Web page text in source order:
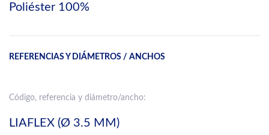
Poliéster 100%
REFERENCIAS Y DIÁMETROS / ANCHOS
Código, referencia y diámetro/ancho:
LIAFLEX (Ø 3.5 MM)